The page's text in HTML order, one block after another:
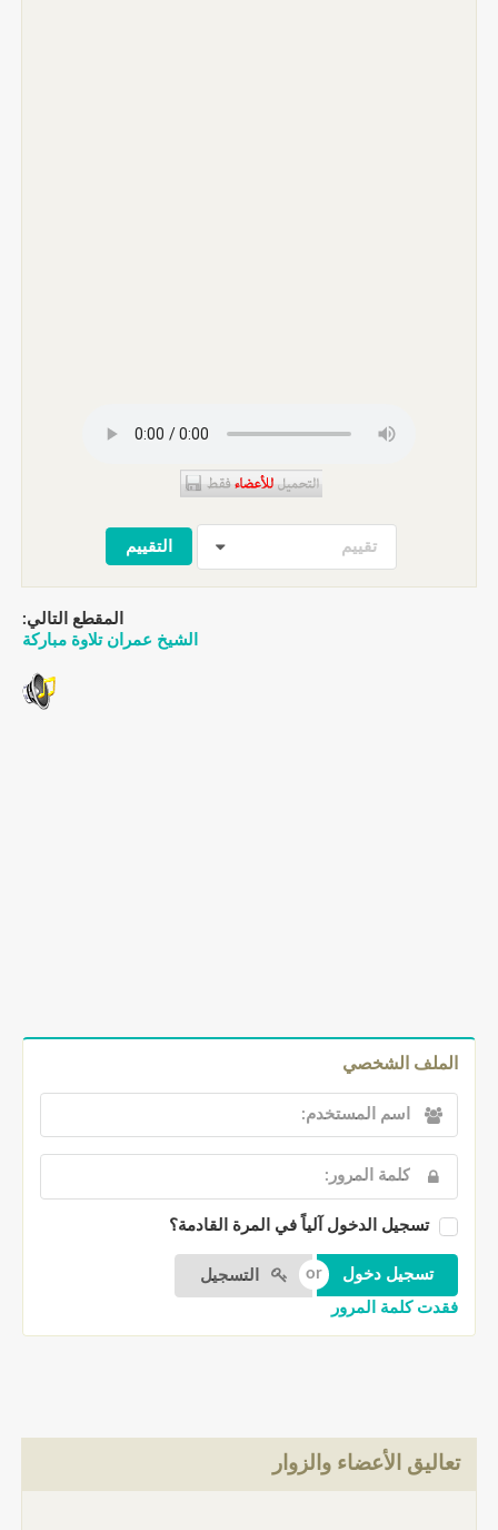
تقييم
المقطع التالي:
الشيخ عمران تلاوة مباركة
الملف الشخصي
تسجيل الدخول آلياً في المرة القادمة؟
التسجيل
فقدت كلمة المرور
تعاليق الأعضاء والزوار